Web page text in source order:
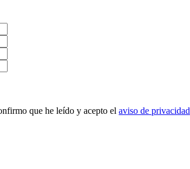
que he leído y acepto el aviso de privacidad